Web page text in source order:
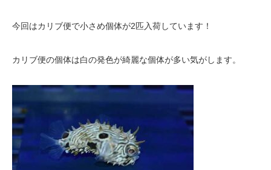
今回はカリブ便で小さめ個体が2匹入荷しています！
カリブ便の個体は白の発色が綺麗な個体が多い気がします。